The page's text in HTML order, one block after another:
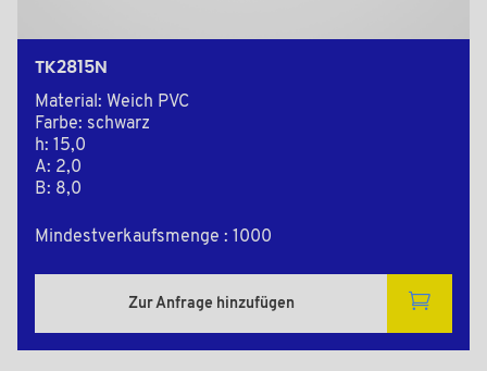
TK2815N
Material: Weich PVC
Farbe: schwarz
h: 15,0
A: 2,0
B: 8,0
Mindestverkaufsmenge : 1000
Zur Anfrage hinzufügen